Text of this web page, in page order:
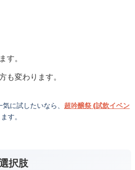
す。
も変わります。
に試したいなら、 超吟醸祭 (試飲イベン
す。
択肢